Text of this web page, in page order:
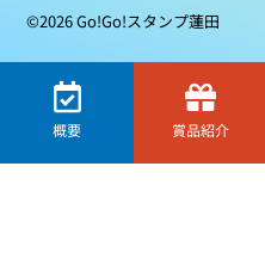
©2026 Go!Go!スタンプ蓮田
概要 賞品紹介